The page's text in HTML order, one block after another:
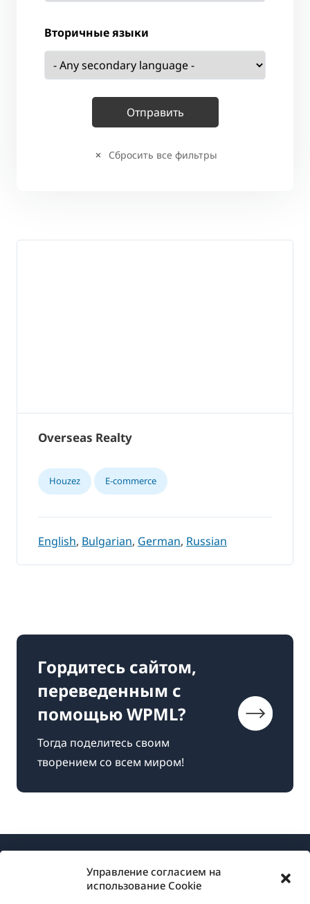
Управление согласием на
использование Cookie
Вторичные языки
Сбросить все фильтры
Overseas Realty
Houzez E-commerce
English, Bulgarian, German, Russian
Гордитесь сайтом,
переведенным с
помощью WPML?
Тогда поделитесь своим
творением со всем миром!